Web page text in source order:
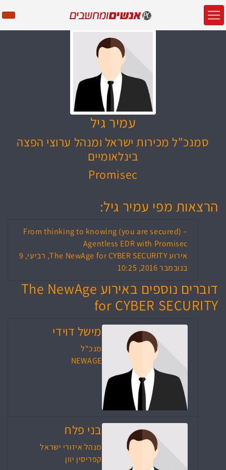
עמיר גיל
סמנכ"ל מכירות ישראל ומנהל ערוצי הפצה
בינלאומיים
Promisec
הרצאות מפי עמיר גיל:
From thinking to knowing (you are secured) –
Agentless EDR with Promisec
אירוע The NewAge for CYBER SECURITY, רביעי, 9
בנובמבר 2016, 10:25
דוברים נוספים באירוע The NewAge
for CYBER SECURITY
מישל דוידי
מנכ"ל
NEWAGE
בני פלח
מנהל איזורי ישראל
קפריסין יוון